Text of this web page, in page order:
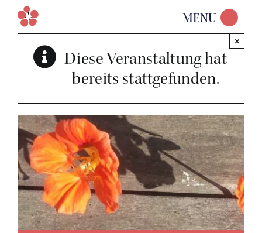
Zum
Inhalt
springen
MENU
Diese Veranstaltung hat
bereits stattgefunden.
×